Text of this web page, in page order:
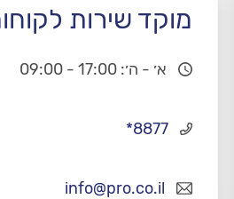
מוקד שירות
א׳ - ה׳: 17:00 - 09:00
info@pro.co.il
*8877